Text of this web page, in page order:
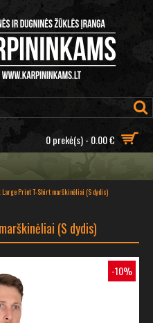
0 prekė(s) - 0.00 €
Large Print T-Shirt marškinėliai (S dydis)
(S dydis)
-10%